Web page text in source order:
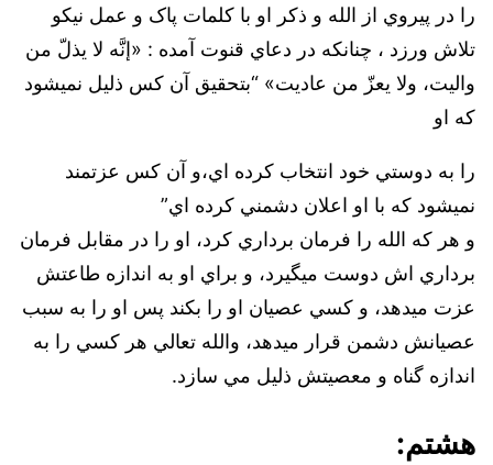
را در پيروي از الله و ذکر او با کلمات پاک و عمل نيکو
تلاش ورزد ، چنانكه در دعاي قنوت آمده : «إنَّه لا يذلّ من
واليت، ولا يعزّ من عاديت» “بتحقيق آن کس ذليل نميشود
که او
را به دوستي خود انتخاب کرده اي،‌و آن کس عزتمند
نميشود که با او اعلان دشمني کرده اي”
و هر که الله را فرمان برداري کرد،‌ او را در مقابل فرمان
برداري اش دوست ميگيرد، و براي او به اندازه طاعتش
عزت ميدهد، ‌و کسي عصيان او را بکند پس او را به سبب
عصيانش دشمن قرار ميدهد، والله تعالي هر کسي را به
اندازه گناه و معصيتش ذليل مي سازد.
هشتم: